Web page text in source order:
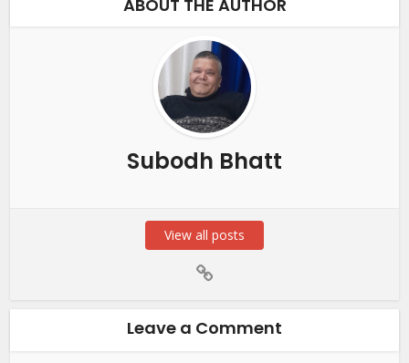
ABOUT THE AUTHOR
Subodh Bhatt
View all posts
Leave a Comment